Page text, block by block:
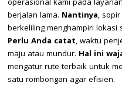
operasional kami pada
berjalan lama. Nantinya,
berkeliling menghampiri
Perlu Anda catat, waktu
maju atau mundur. Hal ini
mengatur rute terbaik untuk
satu rombongan agar efisien.